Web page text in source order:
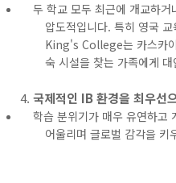
두 학교 모두 최근에 개교하
압도적입니다. 특히 영국
King's College는 카스카
숙 시설을 찾는 가족에게
국제적인 IB 환경을 최우
학습 분위기가 매우 유연하고
어울리며 글로벌 감각을 키